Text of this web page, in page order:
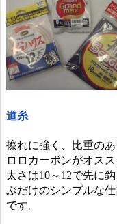
道糸
擦れに強く、比重のあ
ロロカーボンがオスス
太さは10～12で先に
ぶだけのシンプルな
です。